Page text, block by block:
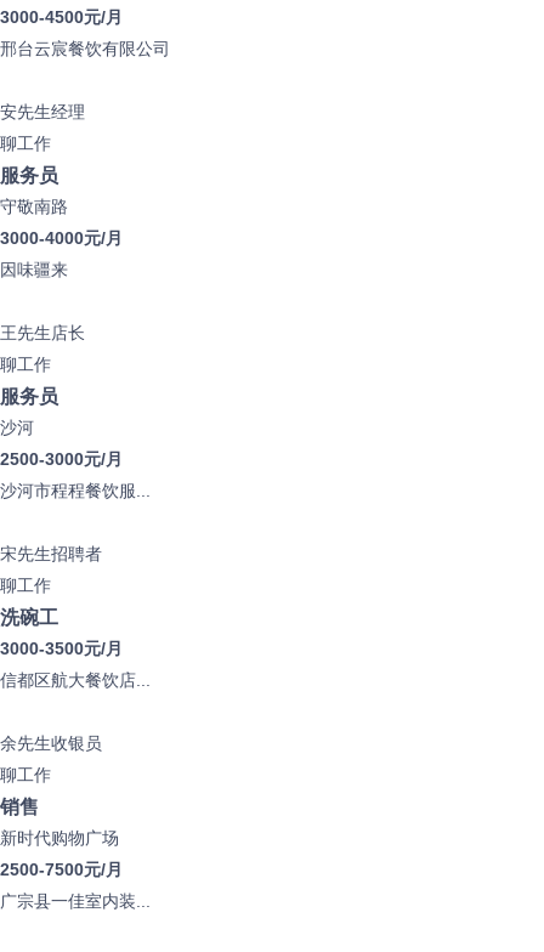
3000-4500元/月
邢台云宸餐饮有限公司
安先生经理
聊工作
服务员
守敬南路
3000-4000元/月
因味疆来
王先生店长
聊工作
服务员
沙河
2500-3000元/月
沙河市程程餐饮服...
宋先生招聘者
聊工作
洗碗工
3000-3500元/月
信都区航大餐饮店...
余先生收银员
聊工作
销售
新时代购物广场
2500-7500元/月
广宗县一佳室内装...